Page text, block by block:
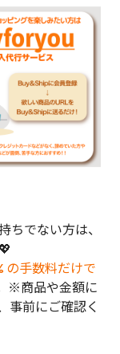
ちでない方は、
の手数料だけで
※商品や金額に
事前にご確認く